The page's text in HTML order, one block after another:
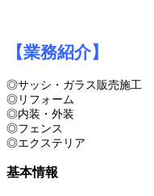
【業務紹介】
◎サッシ・ガラス販売施工
◎リフォーム
◎内装・外装
◎フェンス
◎エクステリア
基本情報